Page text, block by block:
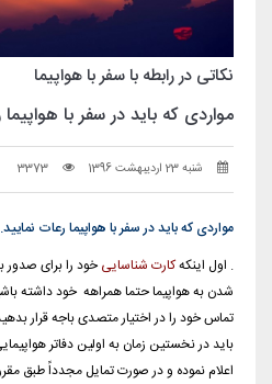
نکاتی در رابطه با سفر با هواپیما
مواردی که باید در سفر با
شنبه 23 اردیبهشت 1396 3373
مواردی که باید در سفر با هواپیما رعات نمایید.
. اول اینکهکارت شناسایی خود را برای صدور
شدن به هواپیما حتما همراهه خود داشته
تماس خود را در اختیار متصدی باجه قرار
باید در نخستین زمان به اولین دفاتر
اعلام نموده و در صورت تمایل مجدداً طبق